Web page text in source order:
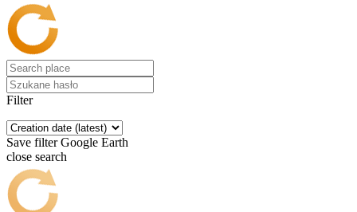
Filter
Save filter Google Earth
close search